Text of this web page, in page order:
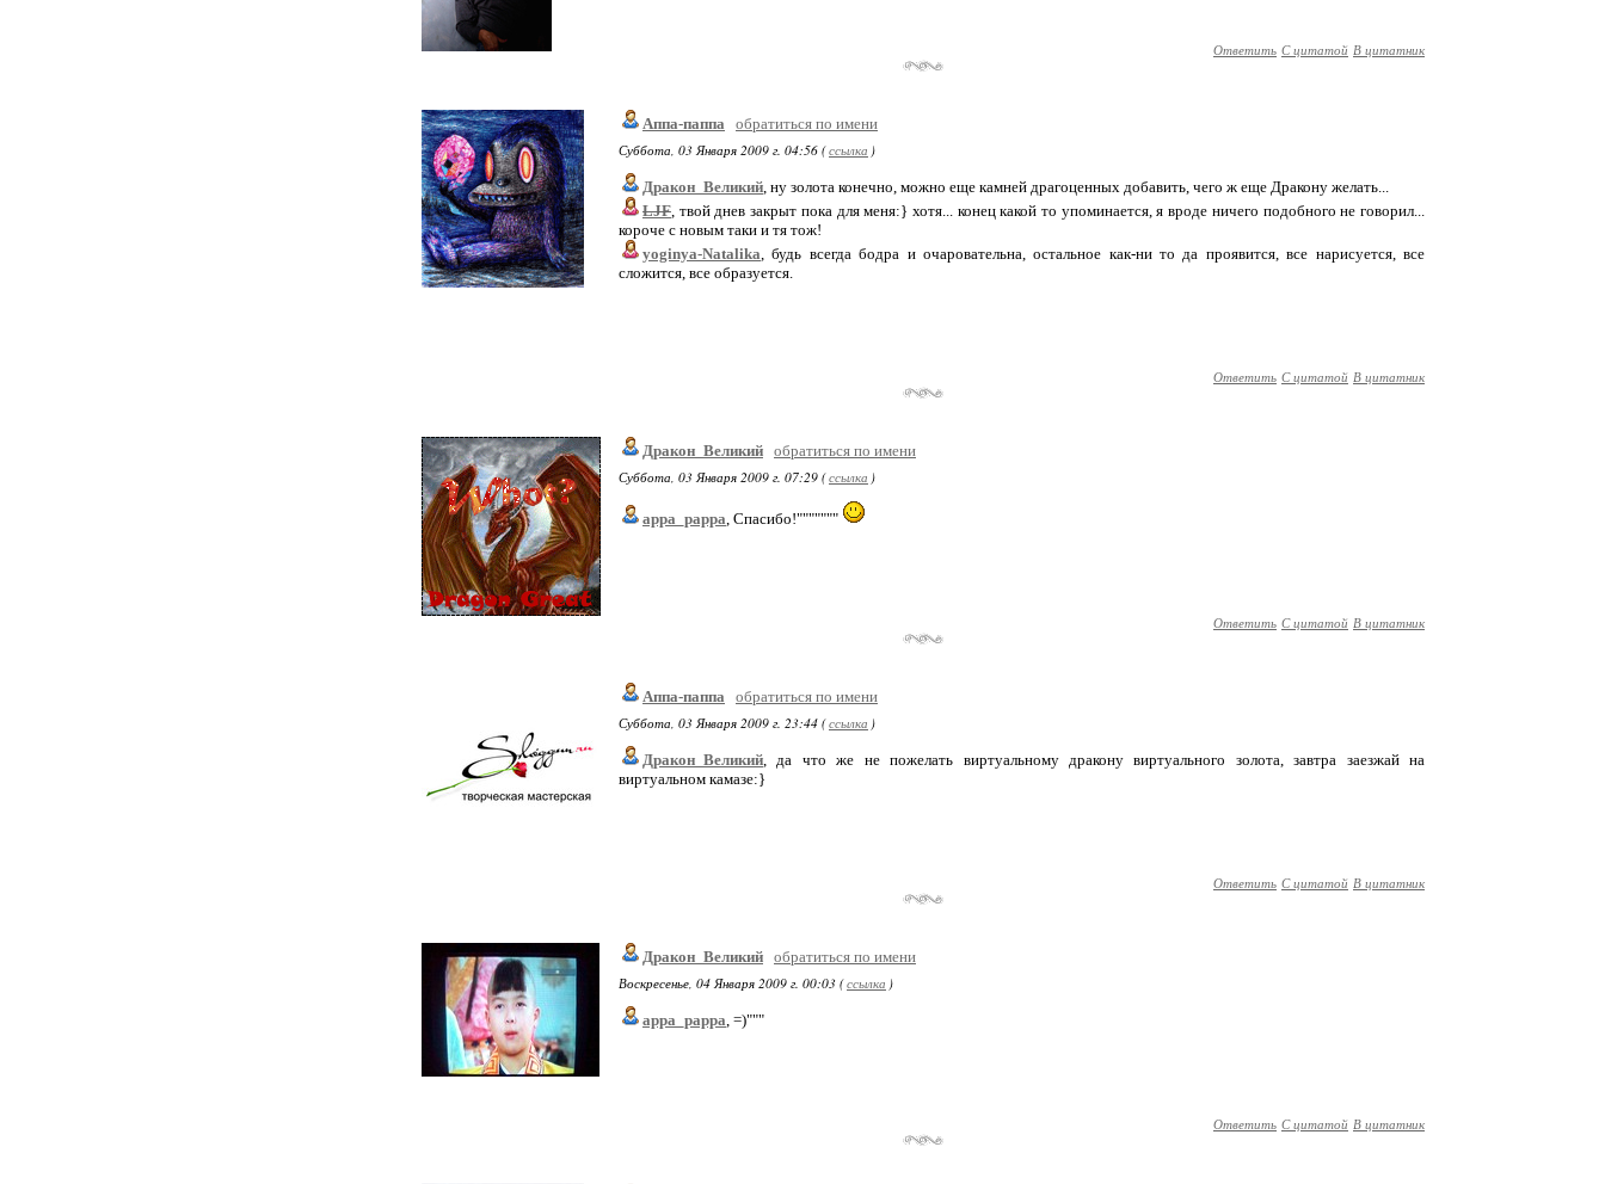
Ответить С цитатой В цитатник
Аппа-паппа
обратиться по имени
Суббота, 03 Января 2009 г. 04:56 (ссылка )
Дракон_Великий, ну золота конечно, можно еще камней драгоценных добавить, чего ж еще Дракону желать...
LJF, твой днев закрыт пока для меня:} хотя... конец какой то упоминается, я вроде ничего подобного не говорил...
короче с новым таки и тя тож!
yoginya-Natalika, будь всегда бодра и очаровательна, остальное как-ни то да проявится, все нарисуется, все
сложится, все образуется.
Ответить С цитатой В цитатник
Дракон_Великий обратиться по имени
Суббота, 03 Января 2009 г. 07:29 (ссылка )
appa_pappa, Спасибо!"""""""
Ответить С цитатой В цитатник
Аппа-паппа
обратиться по имени
Суббота, 03 Января 2009 г. 23:44 (ссылка )
Дракон_Великий, да что же не пожелать виртуальному дракону виртуального золота, завтра заезжай на
виртуальном камазе:}
Ответить С цитатой В цитатник
Дракон_Великий обратиться по имени
Воскресенье, 04 Января 2009 г. 00:03 (ссылка )
appa_pappa, =)"""
Ответить С цитатой В цитатник